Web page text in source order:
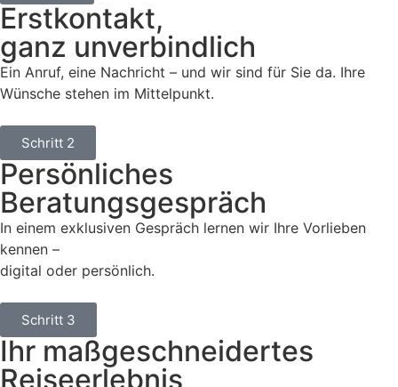
Erstkontakt,
ganz unverbindlich
Ein Anruf, eine Nachricht – und wir sind für Sie da. Ihre
Wünsche stehen im Mittelpunkt.
Schritt 2
Persönliches
Beratungsgespräch
In einem exklusiven Gespräch lernen wir Ihre Vorlieben
kennen –
digital oder persönlich.
Schritt 3
Ihr maßgeschneidertes
Reiseerlebnis